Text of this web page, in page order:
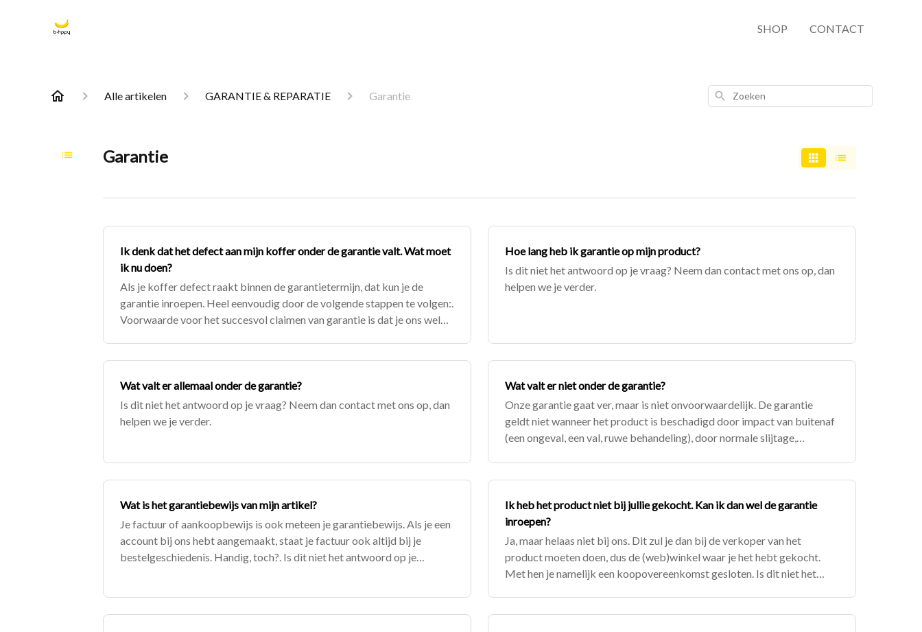
SHOP CONTACT
Alle artikelen GARANTIE & REPARATIE Garantie Zoeken
Garantie
Ik denk dat het defect aan mijn koffer onder de garantie valt. Wat moet
ik nu doen?
Als je koffer defect raakt binnen de garantietermijn, dat kun je de
garantie inroepen. Heel eenvoudig door de volgende stappen te volgen:.
Voorwaarde voor het succesvol claimen van garantie is dat je ons wel
Hoe lang heb ik garantie op mijn product?
Is dit niet het antwoord op je vraag? Neem dan contact met ons op, dan
helpen we je verder.
Wat valt er allemaal onder de garantie?
Is dit niet het antwoord op je vraag? Neem dan contact met ons op, dan
helpen we je verder.
Wat valt er niet onder de garantie?
Onze garantie gaat ver, maar is niet onvoorwaardelijk. De garantie
geldt niet wanneer het product is beschadigd door impact van buitenaf
(een ongeval, een val, ruwe behandeling), door normale slijtage,
Wat is het garantiebewijs van mijn artikel?
Je factuur of aankoopbewijs is ook meteen je garantiebewijs. Als je een
account bij ons hebt aangemaakt, staat je factuur ook altijd bij je
bestelgeschiedenis. Handig, toch?. Is dit niet het antwoord op je
Ik heb het product niet bij jullie gekocht. Kan ik dan wel de garantie
inroepen?
Ja, maar helaas niet bij ons. Dit zul je dan bij de verkoper van het
product moeten doen, dus de (web)winkel waar je het hebt gekocht.
Met hen je namelijk een koopovereenkomst gesloten. Is dit niet het